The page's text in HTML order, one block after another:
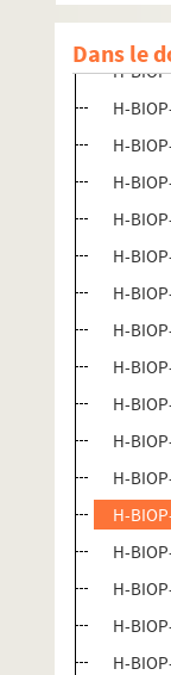
Dans le
H-
H-
H-
H-
H-
H-
H-
H-
H-
H-
H-
H-
H-
H-
H-
H-
H-
H-